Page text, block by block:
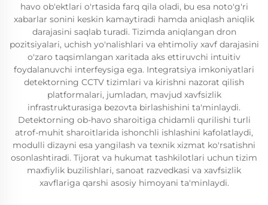
havo ob'ektlari o'rtasida farq qila oladi, bu esa noto'g'ri
xabarlar sonini keskin kamaytiradi hamda aniqlash aniqlik
darajasini saqlab turadi. Tizimda aniqlangan dron
pozitsiyalari, uchish yo'nalishlari va ehtimoliy xavf darajasini
o'zaro taqsimlangan xaritada aks ettiruvchi intuitiv
foydalanuvchi interfeysiga ega. Integratsiya imkoniyatlari
detektorning CCTV tizimlari va kirishni nazorat qilish
platformalari, jumladan, mavjud xavfsizlik
infrastrukturasiga bezovta birlashishini ta'minlaydi.
Detektorning ob-havo sharoitiga chidamli qurilishi turli
atrof-muhit sharoitlarida ishonchli ishlashini kafolatlaydi,
modulli dizayni esa yangilash va texnik xizmat ko'rsatishni
osonlashtiradi. Tijorat va hukumat tashkilotlari uchun tizim
maxfiylik buzilishlari, sanoat razvedkasi va xavfsizlik
xavflariga qarshi asosiy himoyani ta'minlaydi.